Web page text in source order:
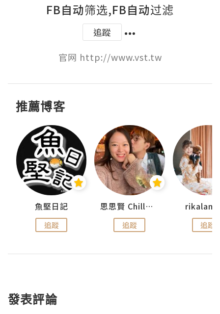
FB自动筛选,FB自动过滤
追蹤
官网 http://www.vst.tw
推薦博客
魚堅日記
追蹤
思思賢 ChillMyBabe
追蹤 追蹤
發表評論